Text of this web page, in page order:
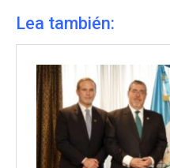
Lea también: